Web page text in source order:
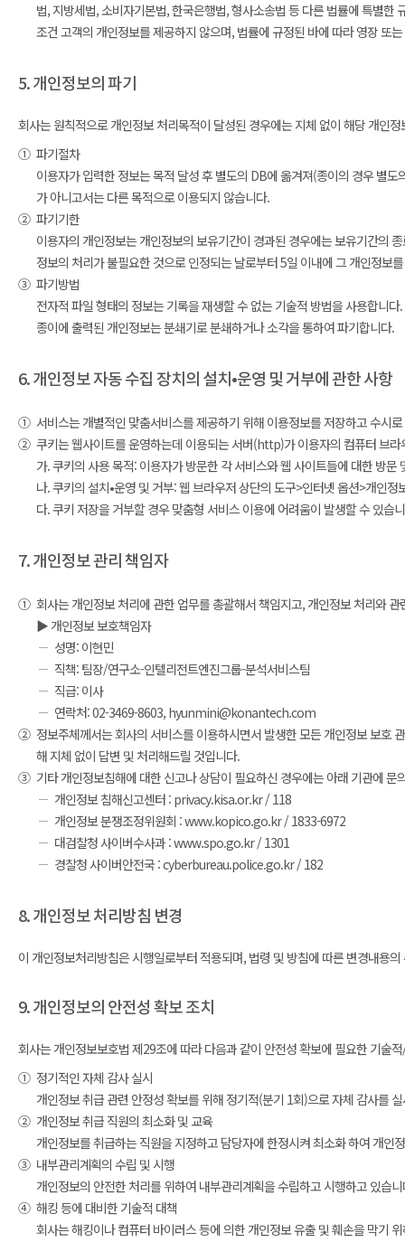
법, 지방세법, 소비자기본법, 한국은행법, 형사소송법 등 다른 법률에 특별
조건 고객의 개인정보를 제공하지 않으며, 법률에 규정된 바에 따라 영장 또
5. 개인정보의 파기
회사는 원칙적으로 개인정보 처리목적이 달성된 경우에는 지체 없이 해당 개인
① 파기절차
이용자가 입력한 정보는 목적 달성 후 별도의 DB에 옮겨져(종이의 경우 별
가 아니고서는 다른 목적으로 이용되지 않습니다.
② 파기기한
이용자의 개인정보는 개인정보의 보유기간이 경과된 경우에는 보유기간의
정보의 처리가 불필요한 것으로 인정되는 날로부터 5일 이내에 그 개인정보
③ 파기방법
전자적 파일 형태의 정보는 기록을 재생할 수 없는 기술적 방법을 사용합니다.
종이에 출력된 개인정보는 분쇄기로 분쇄하거나 소각을 통하여 파기합니다.
6. 개인정보 자동 수집 장치의 설치•운영 및 거부에 관한 사항
① 서비스는 개별적인 맞춤서비스를 제공하기 위해 이용정보를 저장하고 수시
② 쿠키는 웹사이트를 운영하는데 이용되는 서버(http)가 이용자의 컴퓨터 브
가. 쿠키의 사용 목적: 이용자가 방문한 각 서비스와 웹 사이트들에 대한 방
나. 쿠키의 설치•운영 및 거부: 웹 브라우저 상단의 도구>인터넷 옵션>개인
다. 쿠키 저장을 거부할 경우 맞춤형 서비스 이용에 어려움이 발생할 수 있습
7. 개인정보 관리 책임자
① 회사는 개인정보 처리에 관한 업무를 총괄해서 책임지고, 개인정보 처리와
▶ 개인정보 보호책임자
성명: 이현민
직책: 팀장/연구소-인텔리전트엔진그룹-분석서비스팀
직급: 이사
연락처: 02-3469-8603, hyunmini@konantech.com
② 정보주체께서는 회사의 서비스를 이용하시면서 발생한 모든 개인정보 보호
해 지체 없이 답변 및 처리해드릴 것입니다.
③ 기타 개인정보침해에 대한 신고나 상담이 필요하신 경우에는 아래 기관에 문
개인정보 침해신고센터 : privacy.kisa.or.kr / 118
개인정보 분쟁조정위원회 : www.kopico.go.kr / 1833-6972
대검찰청 사이버수사과 : www.spo.go.kr / 1301
경찰청 사이버안전국 : cyberbureau.police.go.kr / 182
8. 개인정보 처리방침 변경
이 개인정보처리방침은 시행일로부터 적용되며, 법령 및 방침에 따른 변경내용
9. 개인정보의 안전성 확보 조치
회사는 개인정보보호법 제29조에 따라 다음과 같이 안전성 확보에 필요한 기술
① 정기적인 자체 감사 실시
개인정보 취급 관련 안정성 확보를 위해 정기적(분기 1회)으로 자체 감사를
② 개인정보 취급 직원의 최소화 및 교육
개인정보를 취급하는 직원을 지정하고 담당자에 한정시켜 최소화 하여 개인
③ 내부관리계획의 수립 및 시행
개인정보의 안전한 처리를 위하여 내부관리계획을 수립하고 시행하고 있습
④ 해킹 등에 대비한 기술적 대책
회사는 해킹이나 컴퓨터 바이러스 등에 의한 개인정보 유출 및 훼손을 막기